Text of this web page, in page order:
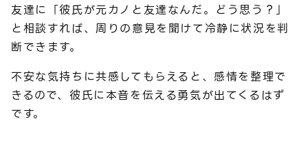
友達に「彼氏が元カノと友達なんだ。どう思う？」
と相談すれば、周りの意見を聞けて冷静に状況を判
断できます。
不安な気持ちに共感してもらえると、感情を整理で
きるので、彼氏に本音を伝える勇気が出てくるはず
です。